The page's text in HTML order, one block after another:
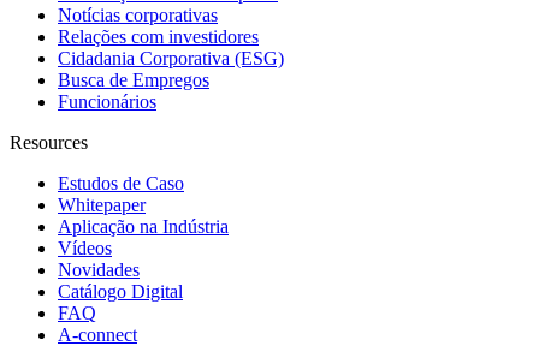
Notícias corporativas
Relações com investidores
Cidadania Corporativa (ESG)
Busca de Empregos
Funcionários
Resources
Estudos de Caso
Whitepaper
Aplicação na Indústria
Vídeos
Novidades
Catálogo Digital
FAQ
A-connect